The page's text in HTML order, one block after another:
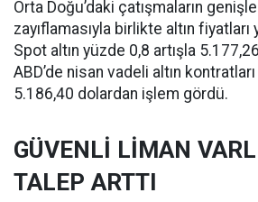
Orta Doğu’daki çatışmaların
zayıflamasıyla birlikte altın
Spot altın yüzde 0,8 artışla
ABD’de nisan vadeli altın
5.186,40 dolardan işlem gördü.
GÜVENLİ LİMAN
TALEP ARTTI